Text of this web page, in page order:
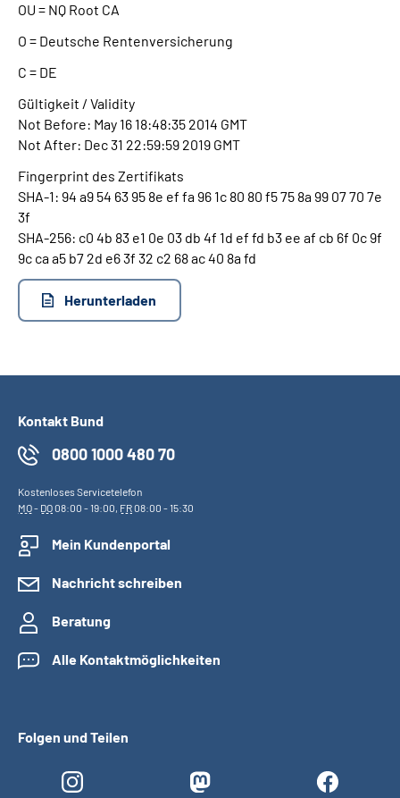
OU = NQ Root CA
O = Deutsche Rentenversicherung
C = DE
Gültigkeit / Validity
Not Before: May 16 18:48:35 2014 GMT
Not After: Dec 31 22:59:59 2019 GMT
Fingerprint des Zertifikats
SHA-1: 94 a9 54 63 95 8e ef fa 96 1c 80 80 f5 75 8a 99 07 70 7e
3f
SHA-256: c0 4b 83 e1 0e 03 db 4f 1d ef fd b3 ee af cb 6f 0c 9f
9c ca a5 b7 2d e6 3f 32 c2 68 ac 40 8a fd
Herunterladen
Kontakt Bund
0800 1000 480 70
Kostenloses Servicetelefon
MO- DO08:00 - 19:00, FR08:00 - 15:30
Mein Kundenportal
Nachricht schreiben
Beratung
Alle Kontaktmöglichkeiten
Folgen und Teilen